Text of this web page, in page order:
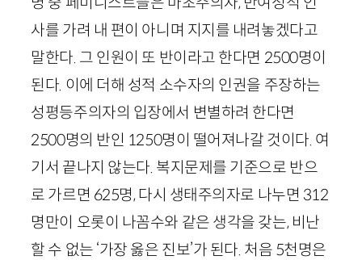
사를 가려 내 편이 아니며 지지를 내려놓겠다고
말한다. 그 인원이 또 반이라고 한다면 2500명이
된다. 이에 더해 성적 소수자의 인권을 주장하는
성평등주의자의 입장에서 변별하려 한다면
2500명의 반인 1250명이 떨어져나갈 것이다. 여
기서 끝나지 않는다. 복지문제를 기준으로 반으
로 가르면 625명, 다시 생태주의자로 나누면 312
명만이 오롯이 나꼼수와 같은 생각을 갖는, 비난
할 수 없는 ‘가장 옳은 진보’가 된다. 처음 5천명은